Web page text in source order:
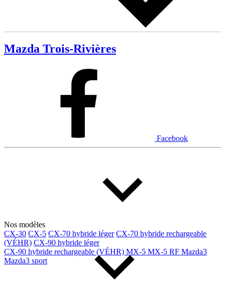
Mazda Trois-Rivières
Facebook
Nos modèles
CX-30 CX-5 CX-70 hybride léger CX-70 hybride rechargeable
(VÉHR) CX-90 hybride léger
CX-90 hybride rechargeable (VÉHR) MX-5 MX-5 RF Mazda3
Mazda3 sport